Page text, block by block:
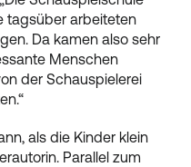
tagsüber arbeiteten
Da kamen also sehr
Menschen
der Schauspielerei
als die Kinder klein
Parallel zum